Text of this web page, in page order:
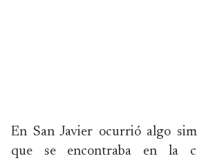
En San Javier ocurrió algo
que se encontraba en la